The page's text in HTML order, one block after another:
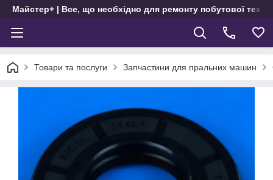
Майстер+ | Все, що необхідно для ремонту побутової
Товари та послуги Запчастини для пральних машин